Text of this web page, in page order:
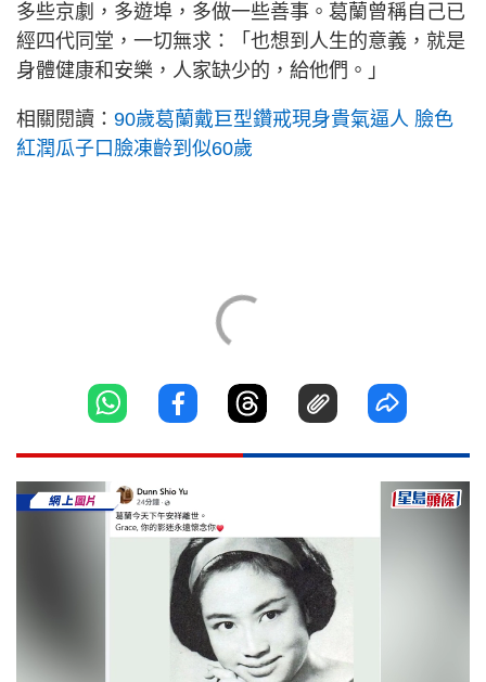
多些京劇，多遊埠，多做一些善事。葛蘭曾稱自己已
經四代同堂，一切無求：「也想到人生的意義，就是
身體健康和安樂，人家缺少的，給他們。」
相關閱讀： 90歲葛蘭戴巨型鑽戒現身貴氣逼人 臉色
紅潤瓜子口臉凍齡到似60歲